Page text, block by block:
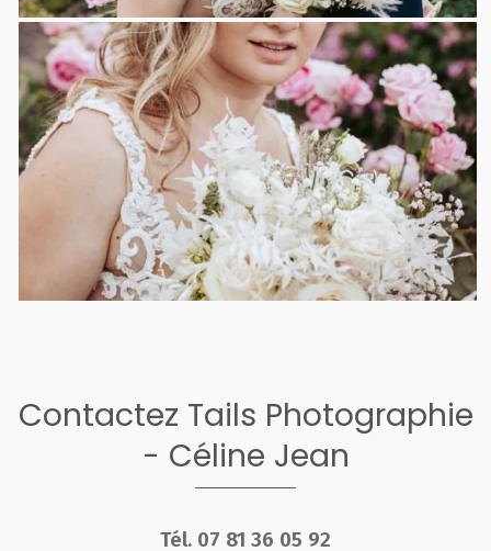
Contactez Tails Photographie
- Céline Jean
Tél. 07 81 36 05 92